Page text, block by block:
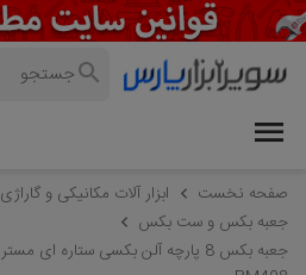
صفحه نخست ابزار آلات مکانیکی و گاراژی
جعبه بکس و ست بکس